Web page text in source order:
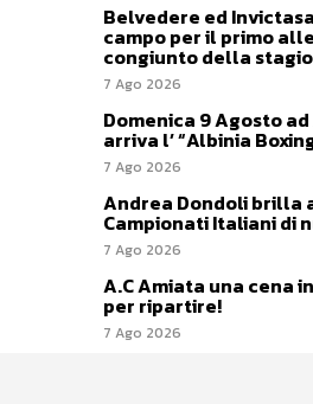
Belvedere ed
campo per il primo
congiunto della
7 Ago 2026
Domenica 9 Agosto
arriva l’ “Albinia
7 Ago 2026
Andrea Dondoli brilla
Campionati Italiani di
7 Ago 2026
A.C Amiata una cena
per ripartire!
7 Ago 2026